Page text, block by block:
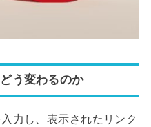
う変わるのか
力し、表示されたリンク